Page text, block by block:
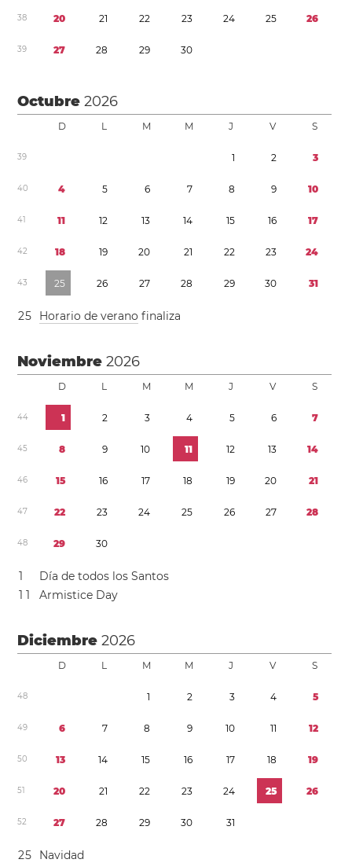
38 20 21 22 23 24 25 26
39 27 28 29 30
Octubre2026
D L M M J V S
39 1 2 3
40 4 5 6 7 8 9 10
41 11 12 13 14 15 16 17
42 18 19 20 21 22 23 24
43 25 26 27 28 29 30 31
25 Horario de verano finaliza
Noviembre2026
D L M M J V S
44 1 2 3 4 5 6 7
45 8 9 10 11 12 13 14
46 15 16 17 18 19 20 21
47 22 23 24 25 26 27 28
48 29 30
1
Día de todos los Santos
1 1 Armistice Day
Diciembre2026
D L M M J V S
48 1 2 3 4 5
49 6 7 8 9 10 11 12
50 13 14 15 16 17 18 19
51 20 21 22 23 24 25 26
52 27 28 29 30 31
25 Navidad